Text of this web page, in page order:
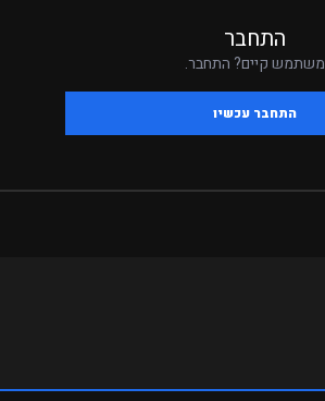
התחבר
משתמש קיים? התחבר.
התחבר עכשיו